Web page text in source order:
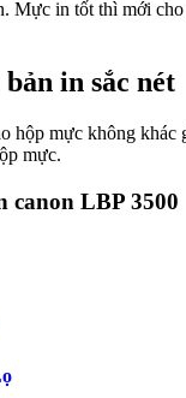
Mực in tốt thì mới
in sắc nét
hộp mực không
mực.